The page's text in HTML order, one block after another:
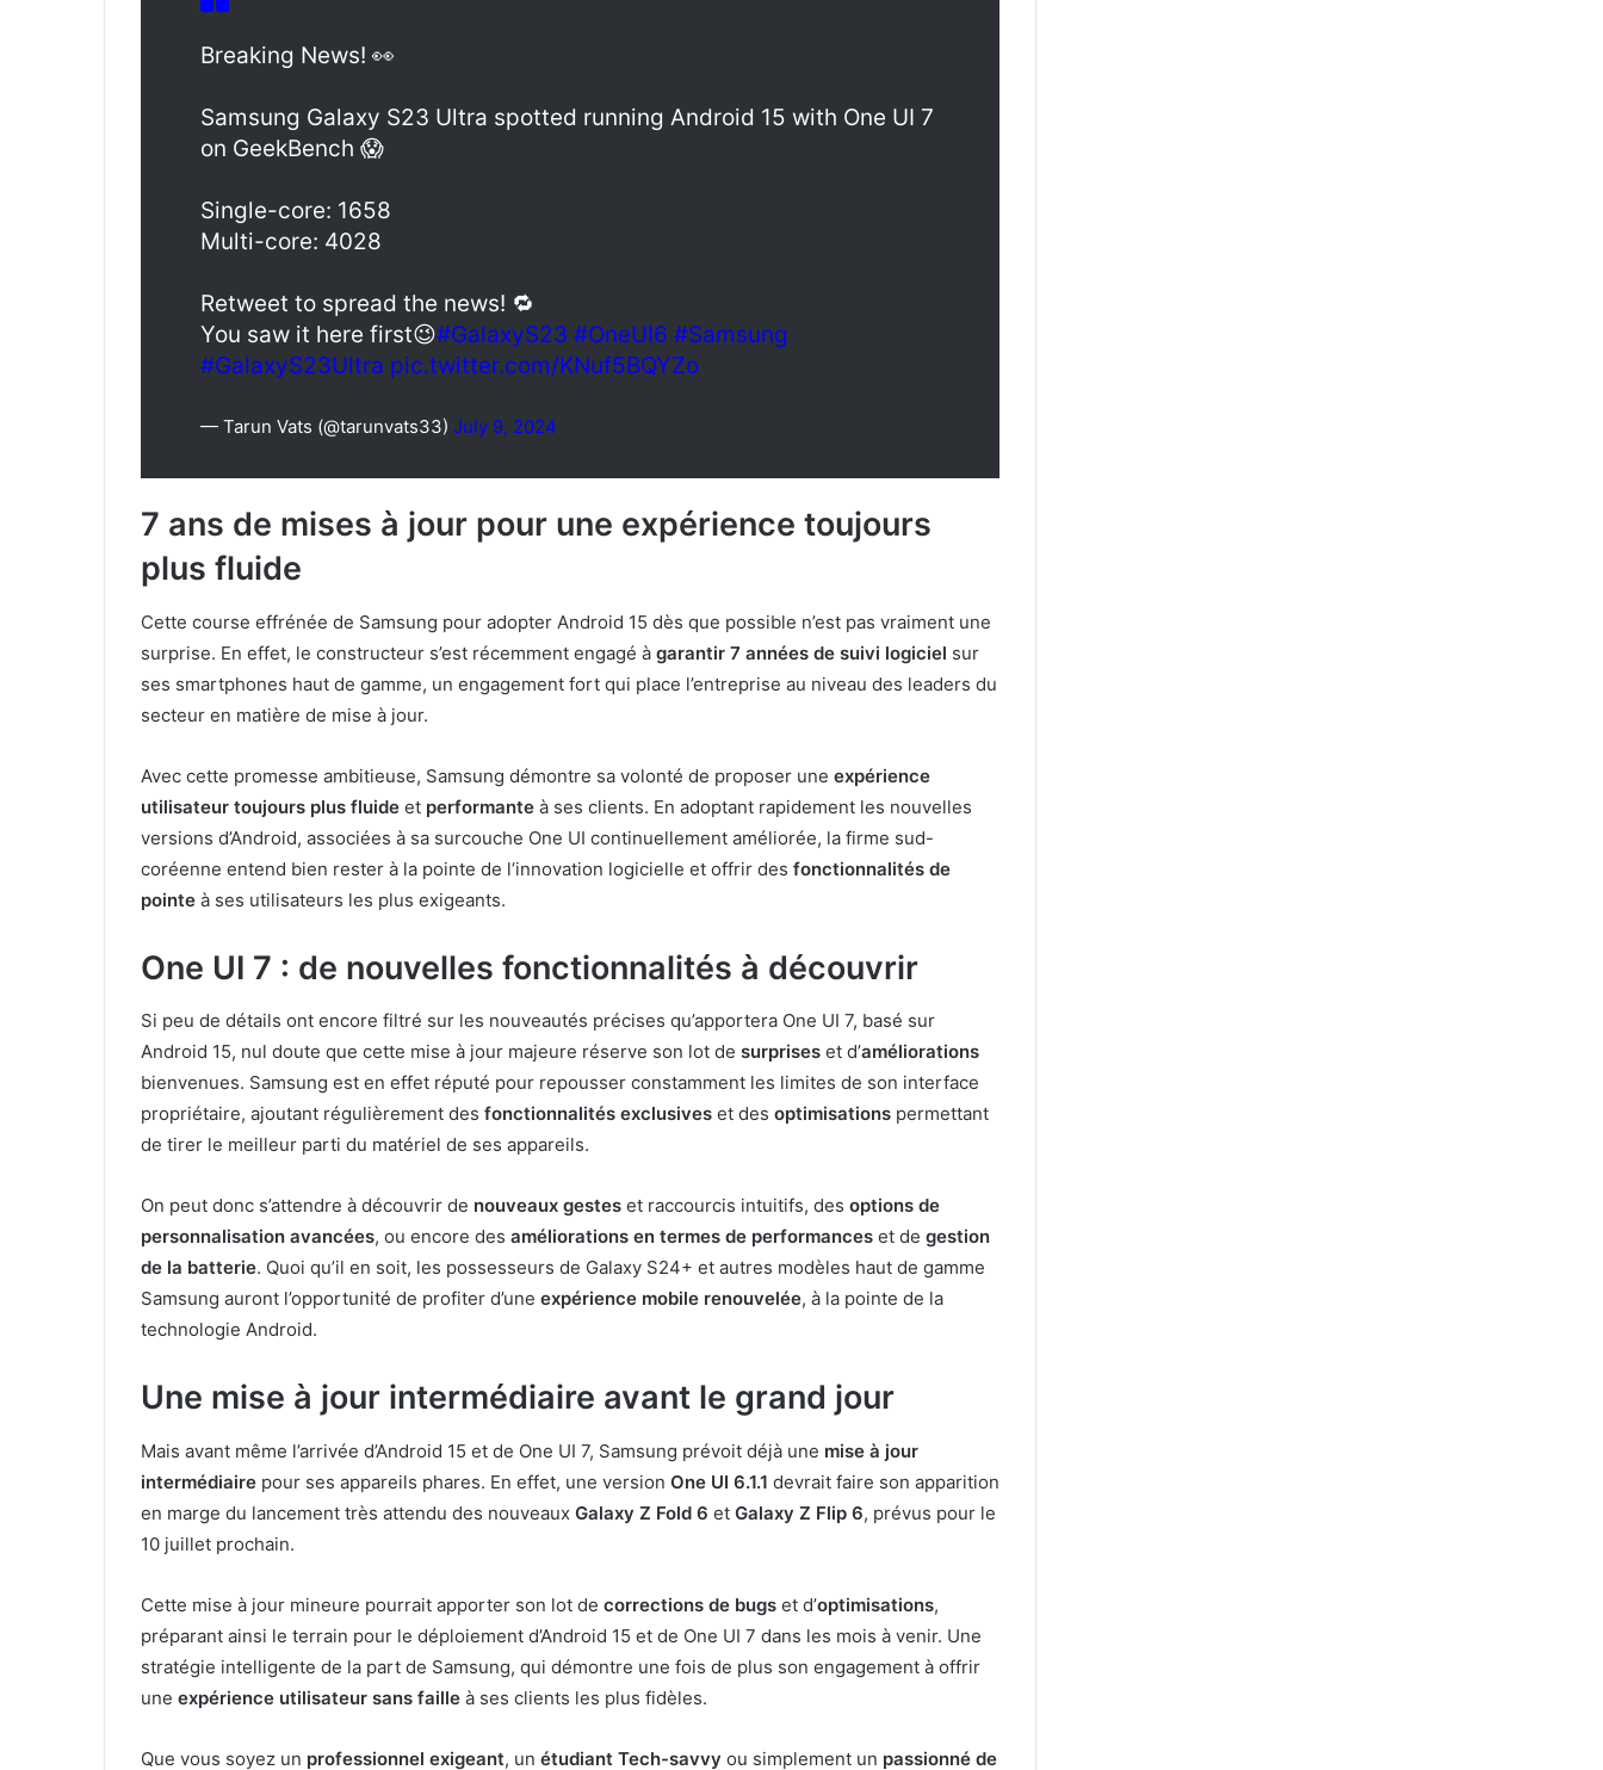
Breaking News! 👀
Samsung Galaxy S23 Ultra spotted running Android 15 with One UI 7
on GeekBench 😱
Single-core: 1658
Multi-core: 4028
Retweet to spread the news! 🔁
You saw it here first😉#GalaxyS23 #OneUI6 #Samsung
#GalaxyS23Ultra pic.twitter.com/KNuf5BQYZo
— Tarun Vats (@tarunvats33) July 9, 2024
7 ans de mises à jour pour une expérience toujours
plus fluide
Cette course effrénée de Samsung pour adopter Android 15 dès que possible n’est pas vraiment une
surprise. En effet, le constructeur s’est récemment engagé à garantir 7 années de suivi logiciel sur
ses smartphones haut de gamme, un engagement fort qui place l’entreprise au niveau des leaders du
secteur en matière de mise à jour.
Avec cette promesse ambitieuse, Samsung démontre sa volonté de proposer une expérience
utilisateur toujours plus fluide et performante à ses clients. En adoptant rapidement les nouvelles
versions d’Android, associées à sa surcouche One UI continuellement améliorée, la firme sud-
coréenne entend bien rester à la pointe de l’innovation logicielle et offrir des fonctionnalités de
pointe à ses utilisateurs les plus exigeants.
One UI 7 : de nouvelles fonctionnalités à découvrir
Si peu de détails ont encore filtré sur les nouveautés précises qu’apportera One UI 7, basé sur
Android 15, nul doute que cette mise à jour majeure réserve son lot de surprises et d’améliorations
bienvenues. Samsung est en effet réputé pour repousser constamment les limites de son interface
propriétaire, ajoutant régulièrement des fonctionnalités exclusives et des optimisations permettant
de tirer le meilleur parti du matériel de ses appareils.
On peut donc s’attendre à découvrir de nouveaux gestes et raccourcis intuitifs, des options de
personnalisation avancées, ou encore des améliorations en termes de performances et de gestion
de la batterie. Quoi qu’il en soit, les possesseurs de Galaxy S24+ et autres modèles haut de gamme
Samsung auront l’opportunité de profiter d’une expérience mobile renouvelée, à la pointe de la
technologie Android.
Une mise à jour intermédiaire avant le grand jour
Mais avant même l’arrivée d’Android 15 et de One UI 7, Samsung prévoit déjà une mise à jour
intermédiaire pour ses appareils phares. En effet, une version One UI 6.1.1 devrait faire son apparition
en marge du lancement très attendu des nouveaux Galaxy Z Fold 6 et Galaxy Z Flip 6, prévus pour le
10 juillet prochain.
Cette mise à jour mineure pourrait apporter son lot de corrections de bugs et d’optimisations,
préparant ainsi le terrain pour le déploiement d’Android 15 et de One UI 7 dans les mois à venir. Une
stratégie intelligente de la part de Samsung, qui démontre une fois de plus son engagement à offrir
une expérience utilisateur sans faille à ses clients les plus fidèles.
Que vous soyez un professionnel exigeant, un étudiant Tech-savvy ou simplement un passionné de